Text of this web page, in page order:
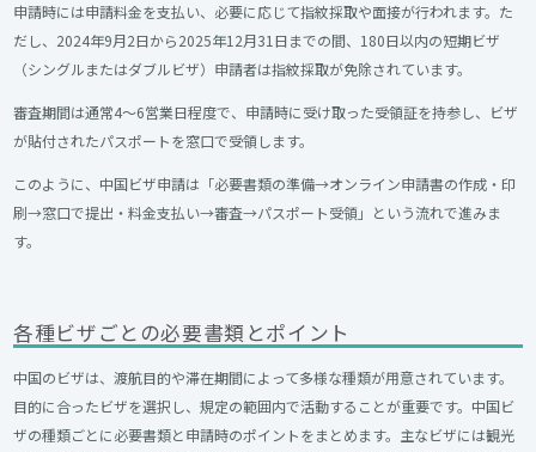
申請時には申請料金を支払い、必要に応じて指紋採取や面接が行われます。た
だし、2024年9月2日から2025年12月31日までの間、180日以内の短期ビザ
（シングルまたはダブルビザ）申請者は指紋採取が免除されています。
審査期間は通常4～6営業日程度で、申請時に受け取った受領証を持参し、ビザ
が貼付されたパスポートを窓口で受領します。
このように、中国ビザ申請は「必要書類の準備→オンライン申請書の作成・印
刷→窓口で提出・料金支払い→審査→パスポート受領」という流れで進みま
す。
各種ビザごとの必要書類とポイント
中国のビザは、渡航目的や滞在期間によって多様な種類が用意されています。
目的に合ったビザを選択し、規定の範囲内で活動することが重要です。中国ビ
ザの種類ごとに必要書類と申請時のポイントをまとめます。主なビザには観光